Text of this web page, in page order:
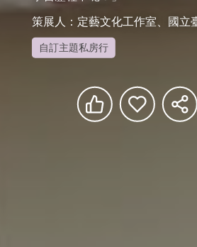
策展人：定藝文化工作室、國立
自訂主題私房行